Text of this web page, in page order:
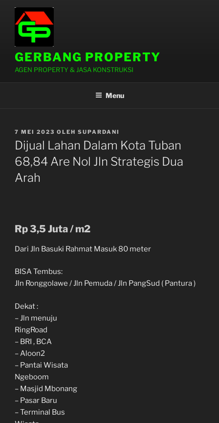
Lompat
konten
GERBANG PROPERTY
AGEN PROPERTY & JASA KONSTRUKSI
Menu
DIPOSKAN
PADA
7 MEI 2023 OLEH SUPARDANI
Dijual Lahan Dalam Kota Tuban
68,84 Are Nol Jln Strategis Dua
Arah
Rp 3,5 Juta / m2
Dari Jln Basuki Rahmat Masuk 80 meter
BISA Tembus:
Jln Ronggolawe / Jln Pemuda / Jln PangSud ( Pantura )
Dekat :
– Jln menuju
RingRoad
– BRI , BCA
– Aloon2
– Pantai Wisata
Ngeboom
– Masjid Mbonang
– Pasar Baru
– Terminal Bus